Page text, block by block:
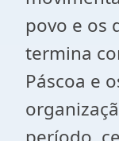
povo e os
termina
Páscoa e